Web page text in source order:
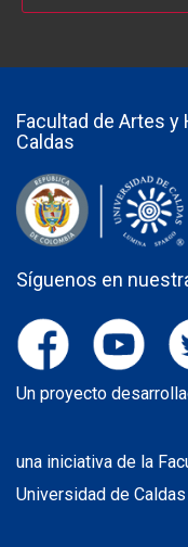
Facultad de Artes y
Caldas
Síguenos en
Un proyecto
una iniciativa de la
Universidad de Caldas